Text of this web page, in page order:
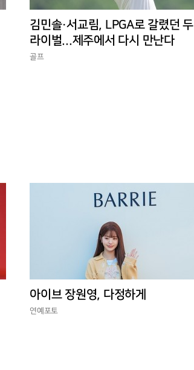
김민솔·서교림, LPGA로 갈렸던 두
라이벌...제주에서 다시 만난다
골프
아이브 장원영, 다정하게
연예포토